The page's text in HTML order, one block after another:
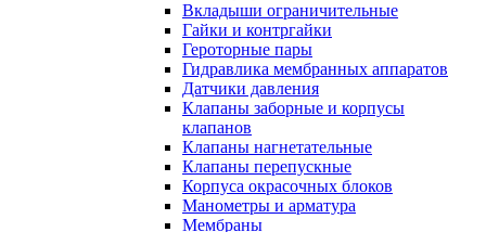
Вкладыши ограничительные
Гайки и контргайки
Героторные пары
Гидравлика мембранных аппаратов
Датчики давления
Клапаны заборные и корпусы
клапанов
Клапаны нагнетательные
Клапаны перепускные
Корпуса окрасочных блоков
Манометры и арматура
Мембраны